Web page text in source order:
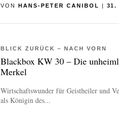
VON HANS-PETER CANIBOL | 31.
BLICK ZURÜCK – NACH VORN
Blackbox KW 30 – Die
Merkel
Wirtschaftswunder für Geistheiler und
als Königin des...